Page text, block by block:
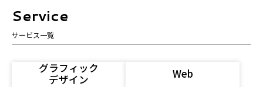
Service
サービス一覧
グラフィック
デザイン
Web